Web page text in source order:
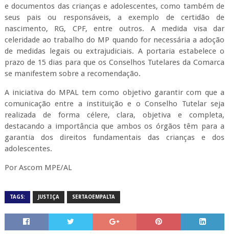
e documentos das crianças e adolescentes, como também de
seus pais ou responsáveis, a exemplo de certidão de
nascimento, RG, CPF, entre outros. A medida visa dar
celeridade ao trabalho do MP quando for necessária a adoção
de medidas legais ou extrajudiciais. A portaria estabelece o
prazo de 15 dias para que os Conselhos Tutelares da Comarca
se manifestem sobre a recomendação.
A iniciativa do MPAL tem como objetivo garantir com que a
comunicação entre a instituição e o Conselho Tutelar seja
realizada de forma célere, clara, objetiva e completa,
destacando a importância que ambos os órgãos têm para a
garantia dos direitos fundamentais das crianças e dos
adolescentes.
Por Ascom MPE/AL
TAGS: JUSTIÇA SERTAOEMPALTA